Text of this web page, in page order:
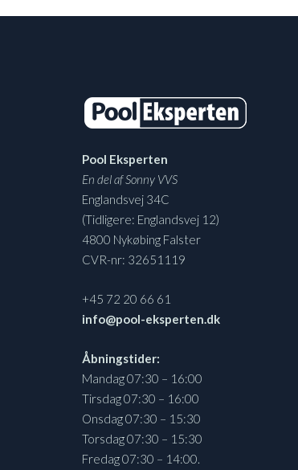
Pool Eksperten
En del af Sonny VVS
Englandsvej 34C
(Tidligere: Englandsvej 12)
4800 Nykøbing Falster
CVR-nr: 32651119
+45 72 20 66 61
info@pool-eksperten.dk
Åbningstider:
Mandag 07:30 – 16:00
Tirsdag 07:30 – 16:00
Onsdag 07:30 – 15:30
Torsdag 07:30 – 15:30
Fredag 07:30 – 14:00.